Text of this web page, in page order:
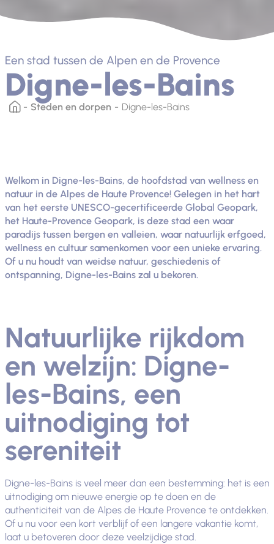
Digne-les-Bains
Een stad tussen de Alpen en de Provence
Steden en dorpen Digne-les-Bains
Welkom in Digne-les-Bains, de hoofdstad van wellness en
natuur in de Alpes de Haute Provence! Gelegen in het hart
van het eerste UNESCO-gecertificeerde Global Geopark,
het Haute-Provence Geopark, is deze stad een waar
paradijs tussen bergen en valleien, waar natuurlijk erfgoed,
wellness en cultuur samenkomen voor een unieke ervaring.
Of u nu houdt van weidse natuur, geschiedenis of
ontspanning, Digne-les-Bains zal u bekoren.
Natuurlijke rijkdom
en welzijn: Digne-
les-Bains, een
uitnodiging tot
sereniteit
Digne-les-Bains is veel meer dan een bestemming: het is een
uitnodiging om nieuwe energie op te doen en de
authenticiteit van de Alpes de Haute Provence te ontdekken.
Of u nu voor een kort verblijf of een langere vakantie komt,
laat u betoveren door deze veelzijdige stad.